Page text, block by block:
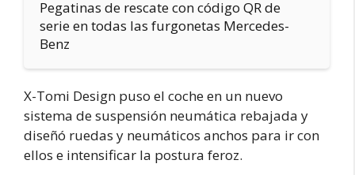
Pegatinas de rescate con código QR de
serie en todas las furgonetas Mercedes-
Benz
X-Tomi Design puso el coche en un nuevo
sistema de suspensión neumática rebajada y
diseñó ruedas y neumáticos anchos para ir con
ellos e intensificar la postura feroz.